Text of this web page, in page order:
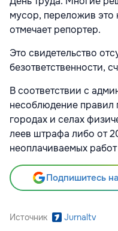
мусор, переложив это
отмечает репортер.
Это свидетельство
безответственности,
В соответствии с
несоблюдение правил
городах и селах
леев штрафа либо от
неоплачиваемых
Подпишитесь
Источник Jurnaltv